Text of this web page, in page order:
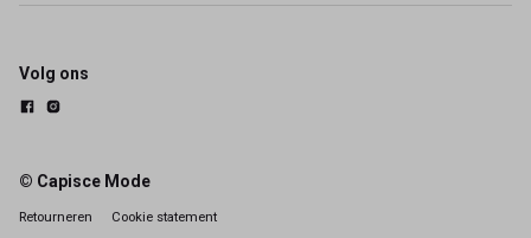
Volg ons
© Capisce Mode
Retourneren Cookie statement